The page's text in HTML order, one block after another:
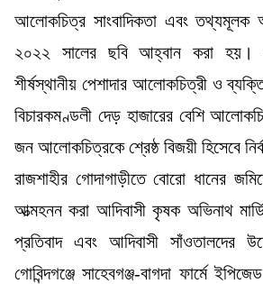
আলোকচিত্র সাংবাদিকতা এবং তথ্যমূলক
২০২২ সালের ছবি আহ্বান করা হয়।
শীর্ষস্থানীয় পেশাদার আলোকচিত্রী ও
বিচারকমণ্ডলী দেড় হাজারের বেশি
জন আলোকচিত্রকে শ্রেষ্ঠ বিজয়ী হিসেবে
রাজশাহীর গোদাগাড়ীতে বোরো ধানের
আত্মহনন করা আদিবাসী কৃষক অভিনাথ
প্রতিবাদ এবং আদিবাসী সাঁওতালদের
গোবিন্দগঞ্জে সাহেবগঞ্জ-বাগদা ফার্মে